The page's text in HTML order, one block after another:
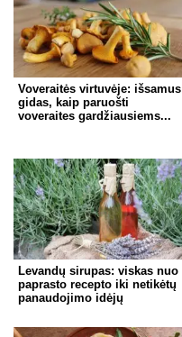
Voveraitės virtuvėje: išsamus
gidas, kaip paruošti
voveraites gardžiausiems...
Levandų sirupas: viskas nuo
paprasto recepto iki netikėtų
panaudojimo idėjų